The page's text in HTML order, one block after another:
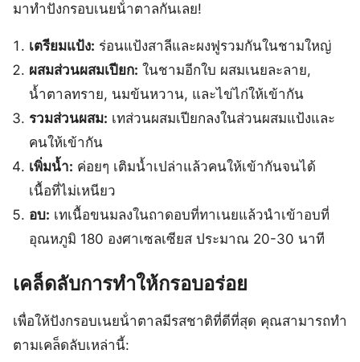
มาทำปังกรอบเนยน้ําตาลกันเลย!
เตรียมแป้ง: ร่อนแป้งสาลีและผงฟูรวมกันในชามใหญ่
ผสมส่วนผสมเปียก: ในชามอีกใบ ผสมเนยละลาย,
น้ำตาลทราย, นมข้นหวาน, และไข่ไก่ให้เข้ากัน
รวมส่วนผสม: เทส่วนผสมเปียกลงในส่วนผสมแป้งและ
คนให้เข้ากัน
เพิ่มน้ำ: ค่อยๆ เติมน้ำเปล่าแล้วคนให้เข้ากันจนได้
เนื้อที่ไม่เหนียว
อบ: เทเนื้อขนมลงในถาดอบที่ทาเนยแล้วนำเข้าอบที่
อุณหภูมิ 180 องศาเซลเซียส ประมาณ 20-30 นาที
เคล็ดลับการทำให้กรอบอร่อย
เพื่อให้ปังกรอบเนยน้ําตาลมีรสชาติที่ดีที่สุด คุณสามารถทำ
ตามเคล็ดลับเหล่านี้: